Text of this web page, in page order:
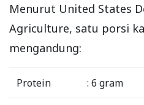
Menurut United States
Agriculture, satu porsi
mengandung:
Protein : 6 gram